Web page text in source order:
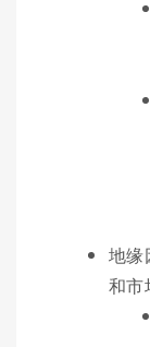
地缘
和市